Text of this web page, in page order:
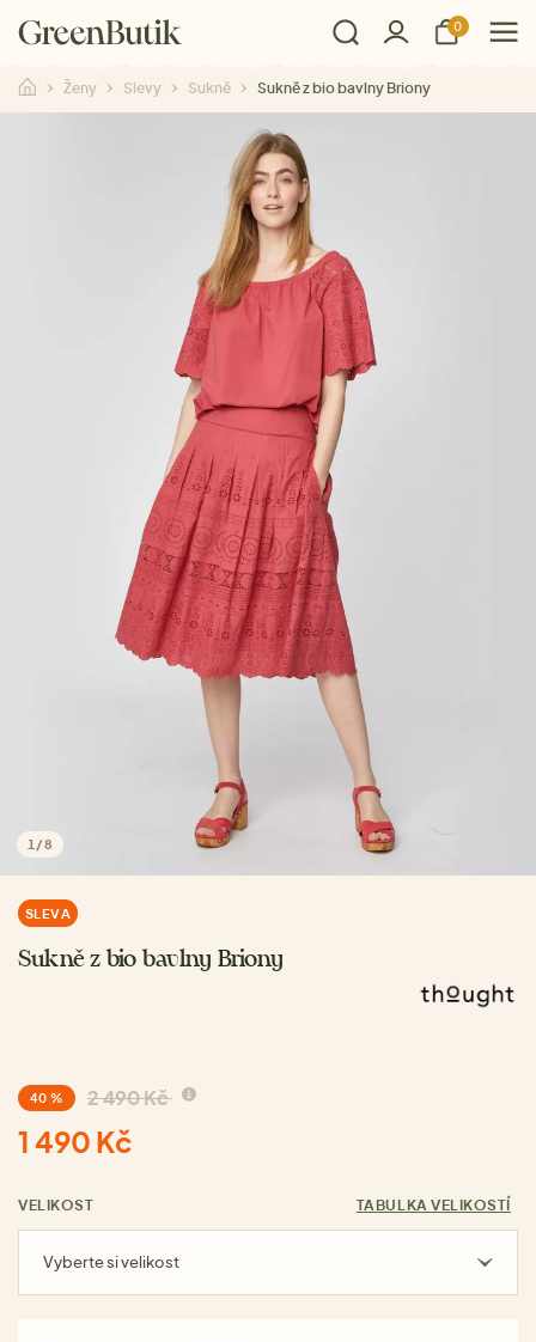
0
Ženy Slevy Sukně Sukně z bio bavlny Briony
1 /8
SLEVA
Sukně z bio bavlny Briony
40 % 2 490 Kč
1 490 Kč
VELIKOST TABULKA VELIKOSTÍ
Vyberte si velikost